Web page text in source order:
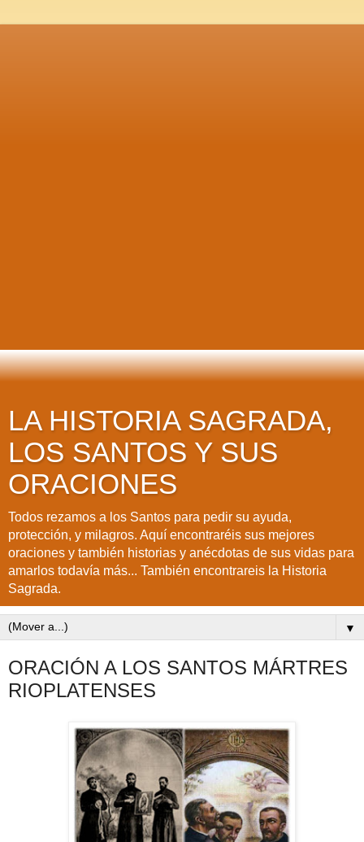
LA HISTORIA SAGRADA,
LOS SANTOS Y SUS
ORACIONES
Todos rezamos a los Santos para pedir su ayuda,
protección, y milagros. Aquí encontraréis sus mejores
oraciones y también historias y anécdotas de sus vidas para
amarlos todavía más... También encontrareis la Historia
Sagrada.
▼
ORACIÓN A LOS SANTOS MÁRTRES
RIOPLATENSES